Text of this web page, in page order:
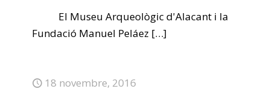
El Museu Arqueològic d'Alacant i la
Fundació Manuel Peláez […]
18 novembre, 2016